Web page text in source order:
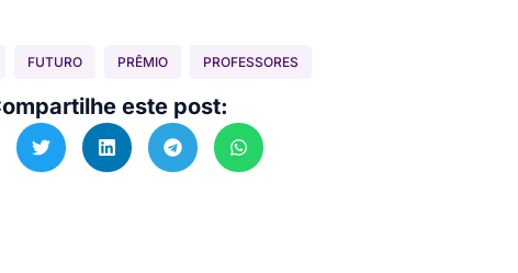
FUTURO PRÊMIO PROFESSORES
este post: